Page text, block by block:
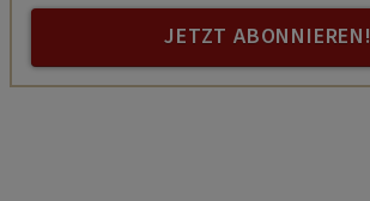
JETZT ABONNIEREN!